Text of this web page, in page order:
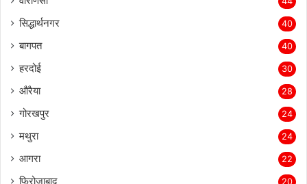
सिद्धार्थनगर 40
बागपत 40
हरदोई 30
औरैया 28
गोरखपुर 24
मथुरा 24
आगरा 22
फिरोजाबाद 20